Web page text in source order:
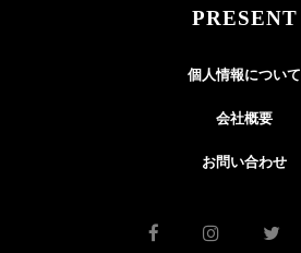
PRESENT
個人情報について
会社概要
お問い合わせ